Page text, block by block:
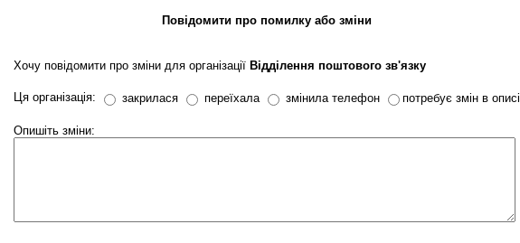
Повідомити про помилку або зміни
Хочу повідомити про зміни для організації Відділення поштового зв'язку
Ця організація: закрилася переїхала змінила телефон потребує змін в описі
Опишіть зміни: